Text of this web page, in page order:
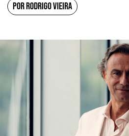
POR RODRIGO VIEIRA